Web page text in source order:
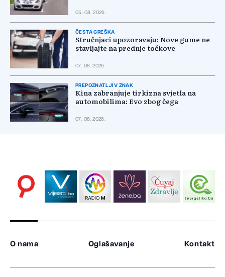
05. 08. 2026.
ČESTA GREŠKA
Stručnjaci upozoravaju: Nove gume ne
stavljajte na prednje točkove
07. 08. 2026.
PREPOZNATLJIV ZNAK
Kina zabranjuje tirkizna svjetla na
automobilima: Evo zbog čega
07. 08. 2026.
O nama Oglašavanje Kontakt